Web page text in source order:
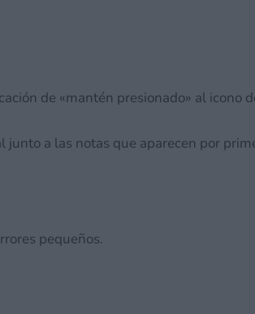
de «mantén presionado» al icono
junto a las notas que aparecen por
pequeños.